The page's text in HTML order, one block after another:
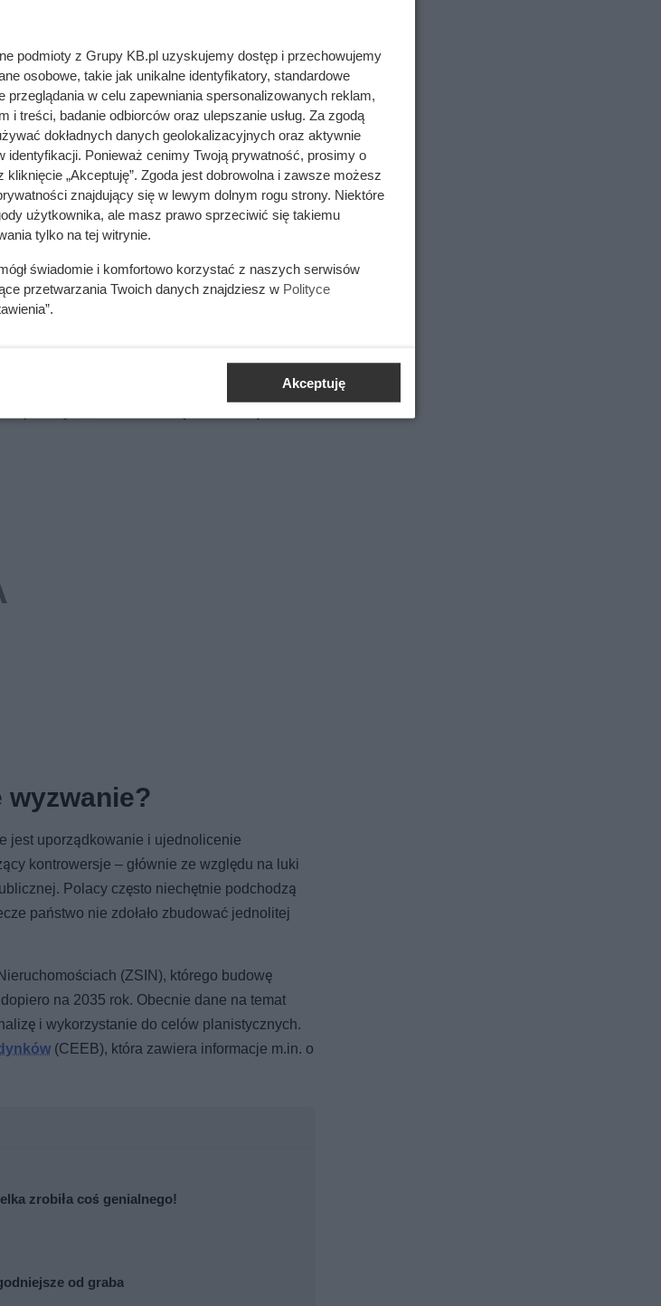
brak dotychczasowych systemowych
bazy.
Fachowiec od razu wskazał winnego
niego tysiące. Polacy masowo popełniają
może mieć istotne konsekwencje podatkowe.
wykorzystania lokalu – np. preferencyjne
komercyjnie. Już teraz jednak
prawnych, które trzeba będzie rozwiązać.
wyzwanie?
jest uporządkowanie i ujednolicenie
kontrowersje – głównie ze względu na luki
Polacy często niechętnie podchodzą
państwo nie zdołało zbudować jednolitej
(ZSIN), którego budowę
na 2035 rok. Obecnie dane na temat
i wykorzystanie do celów planistycznych.
(CEEB), która zawiera informacje m.in. o
zrobiła coś genialnego!
od graba
podmioty z Grupy KB.pl uzyskujemy dostęp i przechowujemy
osobowe, takie jak unikalne identyfikatory, standardowe
przeglądania w celu zapewniania spersonalizowanych reklam,
treści, badanie odbiorców oraz ulepszanie usług. Za zgodą
dokładnych danych geolokalizacyjnych oraz aktywnie
Ponieważ cenimy Twoją prywatność, prosimy o
„Akceptuję”. Zgoda jest dobrowolna i zawsze możesz
znajdujący się w lewym dolnym rogu strony. Niektóre
użytkownika, ale masz prawo sprzeciwić się takiemu
tylko na tej witrynie.
świadomie i komfortowo korzystać z naszych serwisów
przetwarzania Twoich danych znajdziesz w Polityce
Akceptuję